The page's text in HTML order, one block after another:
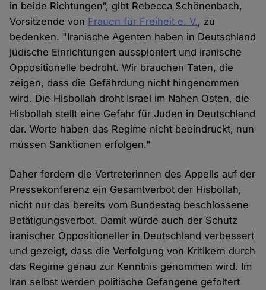
in beide Richtungen“, gibt Rebecca Schönenbach,
Vorsitzende von Frauen für Freiheit e. V., zu
bedenken. "Iranische Agenten haben in Deutschland
jüdische Einrichtungen ausspioniert und iranische
Oppositionelle bedroht. Wir brauchen Taten, die
zeigen, dass die Gefährdung nicht hingenommen
wird. Die Hisbollah droht Israel im Nahen Osten, die
Hisbollah stellt eine Gefahr für Juden in Deutschland
dar. Worte haben das Regime nicht beeindruckt, nun
müssen Sanktionen erfolgen."
Daher fordern die Vertreterinnen des Appells auf der
Pressekonferenz ein Gesamtverbot der Hisbollah,
nicht nur das bereits vom Bundestag beschlossene
Betätigungsverbot. Damit würde auch der Schutz
iranischer Oppositioneller in Deutschland verbessert
und gezeigt, dass die Verfolgung von Kritikern durch
das Regime genau zur Kenntnis genommen wird. Im
Iran selbst werden politische Gefangene gefoltert